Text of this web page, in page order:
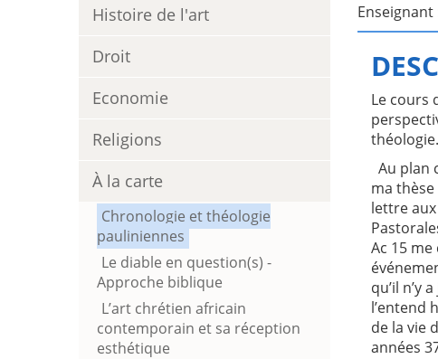
Histoire de l'art
Droit
Economie
Religions
À la carte
Chronologie et théologie
pauliniennes
Le diable en question(s) -
Approche biblique
L’art chrétien africain
contemporain et sa réception
esthétique
Enseignant
Le cours
théologie.
Au plan
ma
lettre
Ac 15
qu’il n’y
l’entend
de la vie
années